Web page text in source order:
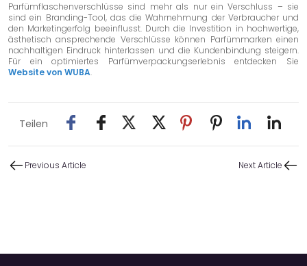
Parfümflaschenverschlüsse sind mehr als nur ein Verschluss – sie
sind ein Branding-Tool, das die Wahrnehmung der Verbraucher und
den Marketingerfolg beeinflusst. Durch die Investition in hochwertige,
ästhetisch ansprechende Verschlüsse können Parfümmarken einen
nachhaltigen Eindruck hinterlassen und die Kundenbindung steigern.
Für ein optimiertes Parfümverpackungserlebnis entdecken Sie
Website von WUBA.
Teilen
Previous Article Next Article